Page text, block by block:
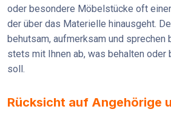
oder besondere Möbelstücke oft
der über das Materielle hinausgeht.
behutsam, aufmerksam und sprechen
stets mit Ihnen ab, was behalten oder
soll.
Rücksicht auf Angehörige